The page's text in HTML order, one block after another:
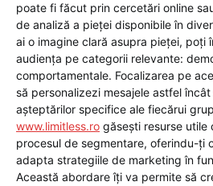
poate fi făcut prin cercetări online
de analiză a pieței disponibile în
ai o imagine clară asupra pieței, poți
audiența pe categorii relevante:
comportamentale. Focalizarea pe
să personalizezi mesajele astfel
așteptărilor specifice ale fiecărui
www.limitless.ro găsești resurse
procesul de segmentare, oferindu-ți
adapta strategiile de marketing în
Această abordare îți va permite să